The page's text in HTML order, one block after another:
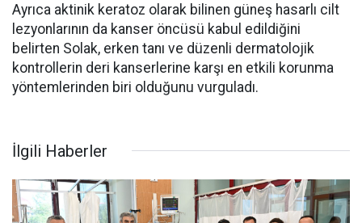
Ayrıca aktinik keratoz olarak bilinen güneş hasarlı cilt
lezyonlarının da kanser öncüsü kabul edildiğini
belirten Solak, erken tanı ve düzenli dermatolojik
kontrollerin deri kanserlerine karşı en etkili korunma
yöntemlerinden biri olduğunu vurguladı.
İlgili Haberler